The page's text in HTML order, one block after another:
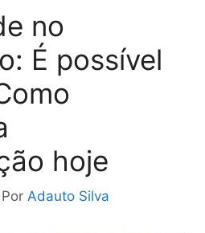
no
É possível
hoje
Por Adauto Silva